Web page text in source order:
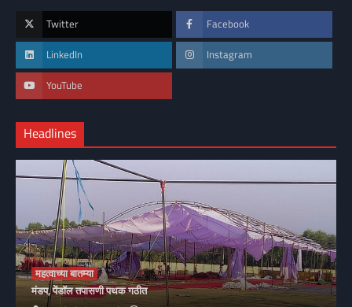
Twitter Facebook
LinkedIn Instagram
YouTube
Headlines
महत्वाच्या बातम्या
मंडप, पेंडॉल तपासणी पथक गठीत